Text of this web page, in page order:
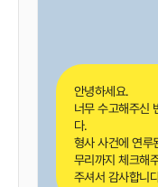
안녕하세요.
너무 수고해주신
다.
형사 사건에 연루
무리까지 체크해
주셔서 감사합니